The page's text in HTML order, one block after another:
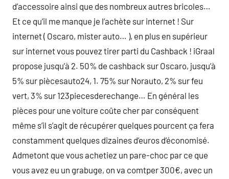
d’accessoire ainsi que des nombreux autres bricoles…
Et ce qu’il me manque je l’achète sur internet ! Sur
internet ( Oscaro, mister auto… ), en plus en supérieur
sur internet vous pouvez tirer parti du Cashback ! iGraal
propose jusqu’à 2. 50% de cashback sur Oscaro, jusqu’à
5% sur piècesauto24, 1. 75% sur Norauto, 2% sur feu
vert, 3% sur 123piecesderechange… En général les
pièces pour une voiture coûte cher par conséquent
même s’il s’agit de récupérer quelques pourcent ça fera
constamment quelques dizaines d’euros d’économisé.
Admetont que vous achetiez un pare-choc par ce que
vous avez eu un grabuge, on va comtper 300€, avec un